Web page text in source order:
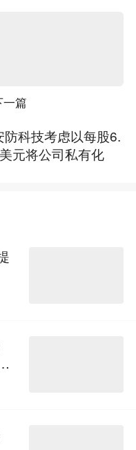
一篇
防科技考虑以每股6.
元将公司私有化